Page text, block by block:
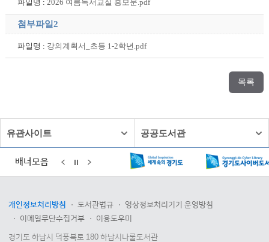
파일명 : 2026 여름독서교실 홍보문.pdf
첨부파일2
파일명 : 강의계획서_초등 1-2학년.pdf
목록
유관사이트 공공도서관
배너모음
개인정보처리방침 도서관법규
영상정보처리기기 운영방침
이메일무단수집거부
이용도우미
경기도 하남시 덕풍북로 180 하남시나룰도서관